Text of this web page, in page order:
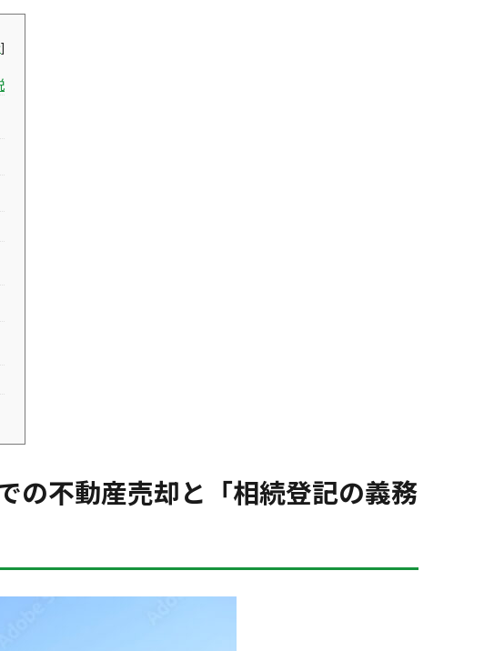
]
の不動産売却と「相続登記の義務